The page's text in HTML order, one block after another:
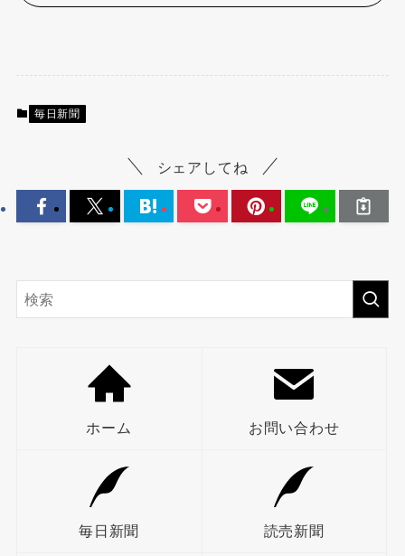
毎日新聞
シェアしてね
ホーム お問い合わせ
毎日新聞 読売新聞